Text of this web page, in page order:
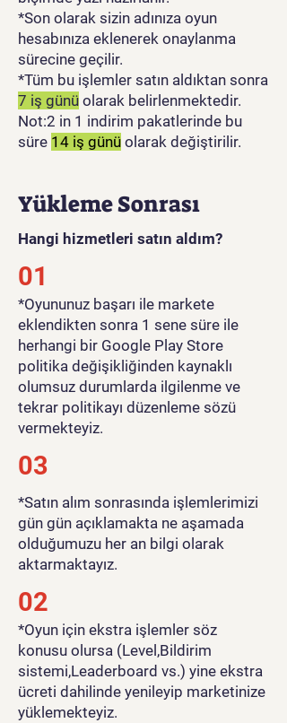
*Son olarak sizin adınıza oyun
hesabınıza eklenerek onaylanma
sürecine geçilir.
*Tüm bu işlemler satın aldıktan sonra
7 iş günü olarak belirlenmektedir.
Not:2 in 1 indirim pakatlerinde bu
süre 14 iş günü olarak değiştirilir.
Yükleme Sonrası
Hangi hizmetleri satın aldım?
01
​*Oyununuz başarı ile markete
eklendikten sonra 1 sene süre ile
herhangi bir Google Play Store
politika değişikliğinden kaynaklı
olumsuz durumlarda ilgilenme ve
tekrar politikayı düzenleme sözü
vermekteyiz.
03
*Satın alım sonrasında işlemlerimizi
gün gün açıklamakta ne aşamada
olduğumuzu her an bilgi olarak
aktarmaktayız.
02
*Oyun için ekstra işlemler söz
konusu olursa (Level,Bildirim
sistemi,Leaderboard vs.) yine ekstra
ücreti dahilinde yenileyip marketinize
yüklemekteyiz.